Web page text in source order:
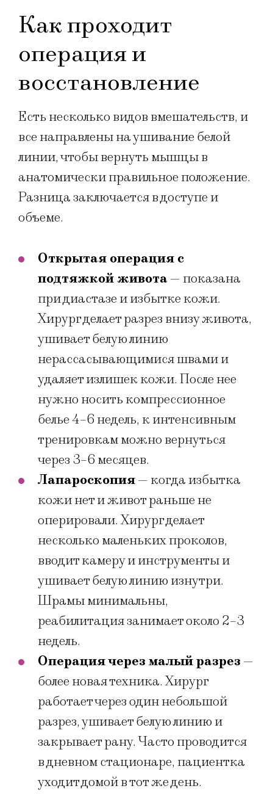
Как проходит
операция и
восстановление
Есть несколько видов вмешательств, и
все направлены на ушивание белой
линии, чтобы вернуть мышцы в
анатомически правильное положение.
Разница заключается в доступе и
объеме.
Открытая операция с
подтяжкой живота — показана
при диастазе и избытке кожи.
Хирург делает разрез внизу живота,
ушивает белую линию
нерассасывающимися швами и
удаляет излишек кожи. После нее
нужно носить компрессионное
белье 4–6 недель, к интенсивным
тренировкам можно вернуться
через 3–6 месяцев.
Лапароскопия— когда избытка
кожи нет и живот раньше не
оперировали. Хирург делает
несколько маленьких проколов,
вводит камеру и инструменты и
ушивает белую линию изнутри.
Шрамы минимальны,
реабилитация занимает около 2–3
недель.
Операция через малый разрез —
более новая техника. Хирург
работает через один небольшой
разрез, ушивает белую линию и
закрывает рану. Часто проводится
в дневном стационаре, пациентка
уходит домой в тот же день.